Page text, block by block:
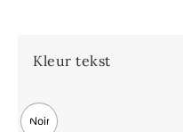
Kleur tekst
Noir